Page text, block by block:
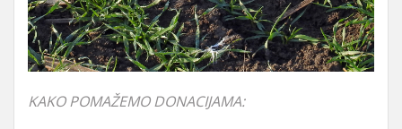
KAKO POMAŽEMO DONACIJAMA: